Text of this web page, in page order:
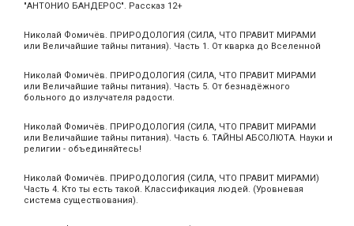
"АНТОНИО БАНДЕРОС". Рассказ 12+
Николай Фомичёв. ПРИРОДОЛОГИЯ (СИЛА, ЧТО ПРАВИТ МИРАМИ
или Величайшие тайны питания). Часть 1. От кварка до Вселенной
Николай Фомичёв. ПРИРОДОЛОГИЯ (СИЛА, ЧТО ПРАВИТ МИРАМИ
или Величайшие тайны питания). Часть 5. От безнадёжного
больного до излучателя радости.
Николай Фомичёв. ПРИРОДОЛОГИЯ (СИЛА, ЧТО ПРАВИТ МИРАМИ
или Величайшие тайны питания). Часть 6. ТАЙНЫ АБСОЛЮТА. Науки и
религии - объединяйтесь!
Николай Фомичёв. ПРИРОДОЛОГИЯ (СИЛА, ЧТО ПРАВИТ МИРАМИ)
Часть 4. Кто ты есть такой. Классификация людей. (Уровневая
система существования).